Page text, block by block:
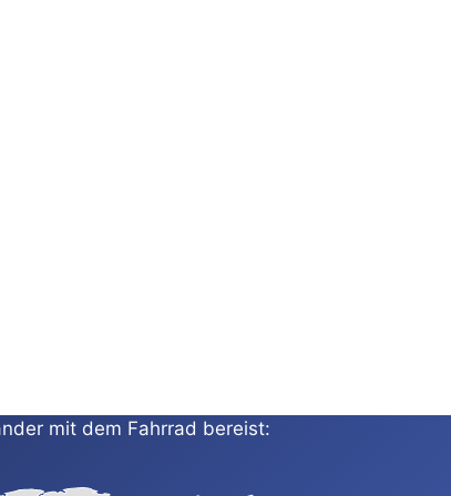
mit dem Fahrrad bereist: